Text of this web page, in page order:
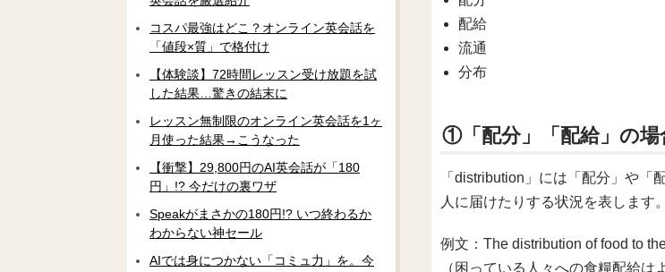
配給
流通
分布
①「配分」「配給」の場
「distribution」には「配分」や
人に届けたりする状況を表します。
例文：The distribution of food to
（困っている人々への食糧配給は
コスパ最強はどこ？オンライン英会話を
「値段×質」で格付け
【体験談】72時間レッスン受け放題を試
した結果…驚きの結末に
レッスン無制限のオンライン英会話を1ヶ
月使った結果→こうなった
【衝撃】29,800円のAI英会話が「180
円」!? 今だけの裏ワザ
Speakがまさかの180円!? いつ終わるか
わからない神セール
AIでは身につかない「コミュ力」を。今